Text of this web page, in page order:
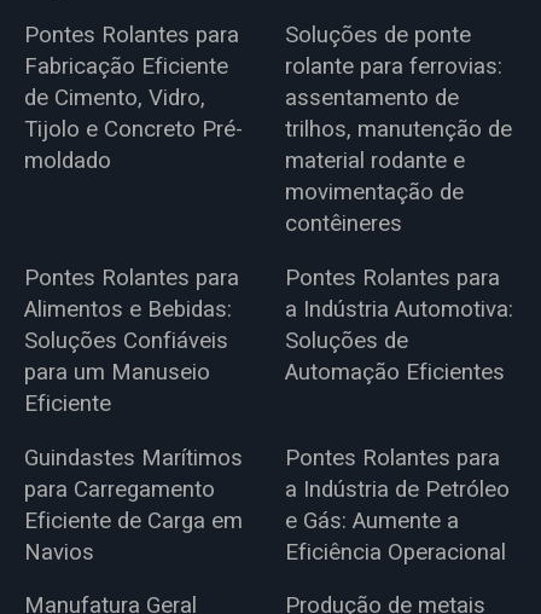
Pontes Rolantes para
Fabricação Eficiente
de Cimento, Vidro,
Tijolo e Concreto Pré-
moldado
Soluções de ponte
rolante para ferrovias:
assentamento de
trilhos, manutenção de
material rodante e
movimentação de
contêineres
Pontes Rolantes para
Alimentos e Bebidas:
Soluções Confiáveis
para um Manuseio
Eficiente
Pontes Rolantes para
a Indústria Automotiva:
Soluções de
Automação Eficientes
Guindastes Marítimos
para Carregamento
Eficiente de Carga em
Navios
Pontes Rolantes para
a Indústria de Petróleo
e Gás: Aumente a
Eficiência Operacional
Manufatura Geral
Produção de metais